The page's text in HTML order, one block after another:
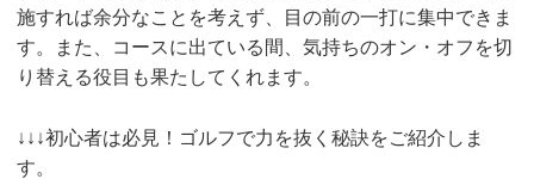
施すれば余分なことを考えず、目の前の一打に集中できま
す。また、コースに出ている間、気持ちのオン・オフを切
り替える役目も果たしてくれます。
↓↓↓初心者は必見！ゴルフで力を抜く秘訣をご紹介しま
す。